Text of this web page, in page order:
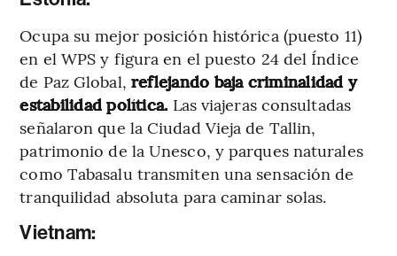
Ocupa su mejor posición histórica (puesto 11)
en el WPS y figura en el puesto 24 del Índice
de Paz Global, reflejando baja criminalidad y
estabilidad política. Las viajeras consultadas
señalaron que la Ciudad Vieja de Tallin,
patrimonio de la Unesco, y parques naturales
como Tabasalu transmiten una sensación de
tranquilidad absoluta para caminar solas.
Vietnam: